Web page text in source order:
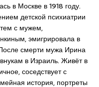
в Москве в 1918 году.
детской психиатрии
с мужем,
эмигрировала в
смерти мужа Ирина
в Израиль. Живёт в
соседствует с
история, портреты